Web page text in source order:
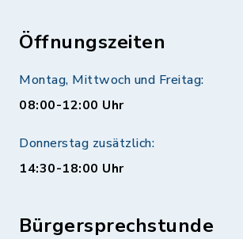
Öffnungszeiten
Montag, Mittwoch und Freitag:
08:00-12:00 Uhr
Donnerstag zusätzlich:
14:30-18:00 Uhr
Bürgersprechstunde